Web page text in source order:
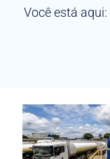
Você está aqui: